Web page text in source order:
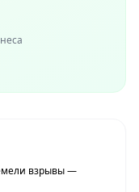
взрывы —